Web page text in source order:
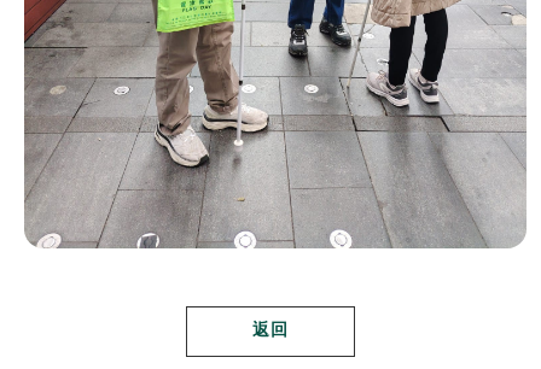
返回